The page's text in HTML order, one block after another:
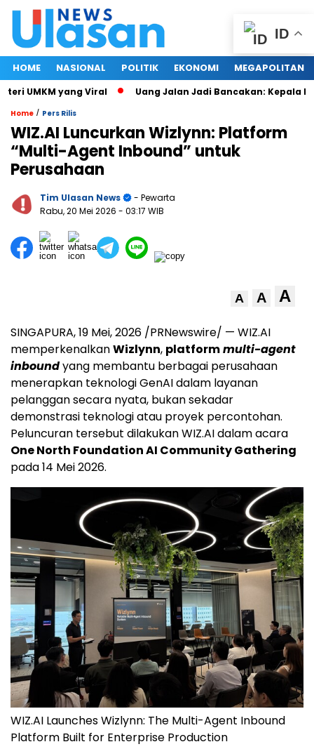
HOME NASIONAL POLITIK EKONOMI MEGAPOLITAN
UMKM yang Viral Uang Jalan Jadi Bancakan: Kepala Dinas
Home / Pers Rilis
WIZ.AI Luncurkan Wizlynn: Platform
“Multi-Agent Inbound” untuk
Perusahaan
Tim Ulasan News
- Pewarta
Rabu, 20 Mei 2026 - 03:17 WIB
A A A
SINGAPURA,19 Mei, 2026 /PRNewswire/ — WIZ.AI
memperkenalkanWizlynn, platformmulti-agent
inboundyang membantu berbagai perusahaan
menerapkan teknologi GenAI dalam layanan
pelanggan secara nyata, bukan sekadar
demonstrasi teknologi atau proyek percontohan.
Peluncuran tersebut dilakukan WIZ.AI dalam acara
One North Foundation AI Community Gathering
pada 14 Mei 2026.
WIZ.AI Launches Wizlynn: The Multi-Agent Inbound
Platform Built for Enterprise Production
ID